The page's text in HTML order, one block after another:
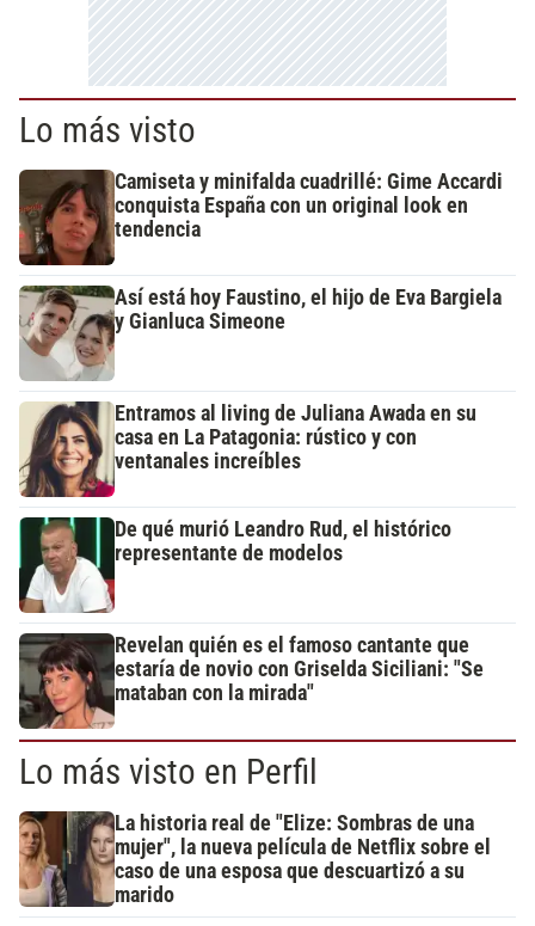
Lo más visto
Camiseta y minifalda cuadrillé: Gime Accardi
conquista España con un original look en
tendencia
Así está hoy Faustino, el hijo de Eva Bargiela
y Gianluca Simeone
Entramos al living de Juliana Awada en su
casa en La Patagonia: rústico y con
ventanales increíbles
De qué murió Leandro Rud, el histórico
representante de modelos
Revelan quién es el famoso cantante que
estaría de novio con Griselda Siciliani: "Se
mataban con la mirada"
Lo más visto en Perfil
La historia real de "Elize: Sombras de una
mujer", la nueva película de Netflix sobre el
caso de una esposa que descuartizó a su
marido